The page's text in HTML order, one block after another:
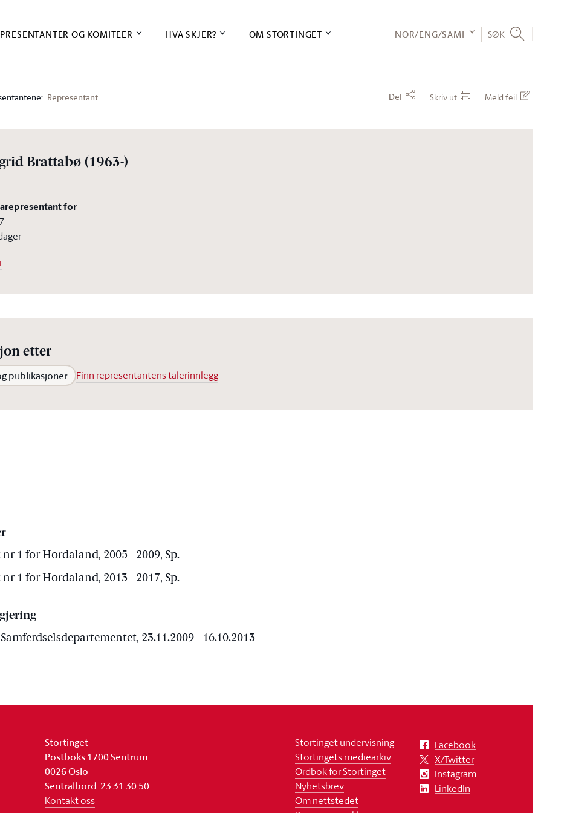
OG KOMITEER HVA SKJER? OM STORTINGET NOR/ENG/SÁMI SØK
Representant Del Skriv ut Meld feil
Brattabø (1963-)
for
etter
publikasjoner Finn representantens talerinnlegg
1 for Hordaland, 2005 - 2009, Sp.
1 for Hordaland, 2013 - 2017, Sp.
23.11.2009 - 16.10.2013
Stortinget
Postboks 1700 Sentrum
0026 Oslo
Sentralbord: 23 31 30 50
Kontakt oss
Stortinget undervisning
Stortingets mediearkiv
Ordbok for Stortinget
Nyhetsbrev
Om nettstedet
Facebook
X/Twitter
Instagram
LinkedIn